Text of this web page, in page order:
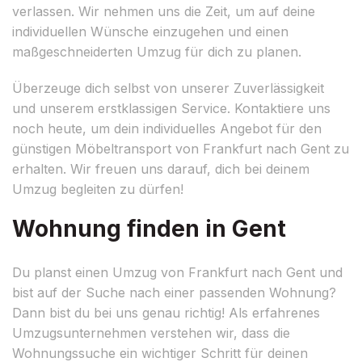
verlassen. Wir nehmen uns die Zeit, um auf deine
individuellen Wünsche einzugehen und einen
maßgeschneiderten Umzug für dich zu planen.
Überzeuge dich selbst von unserer Zuverlässigkeit
und unserem erstklassigen Service. Kontaktiere uns
noch heute, um dein individuelles Angebot für den
günstigen Möbeltransport von Frankfurt nach Gent zu
erhalten. Wir freuen uns darauf, dich bei deinem
Umzug begleiten zu dürfen!
Wohnung finden in Gent
Du planst einen Umzug von Frankfurt nach Gent und
bist auf der Suche nach einer passenden Wohnung?
Dann bist du bei uns genau richtig! Als erfahrenes
Umzugsunternehmen verstehen wir, dass die
Wohnungssuche ein wichtiger Schritt für deinen